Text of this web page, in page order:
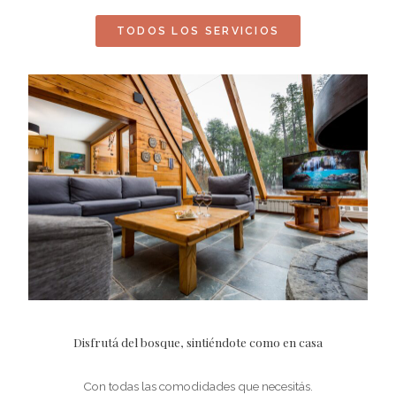
TODOS LOS SERVICIOS
Disfrutá del bosque, sintiéndote como en casa
Con todas las comodidades que necesitás.